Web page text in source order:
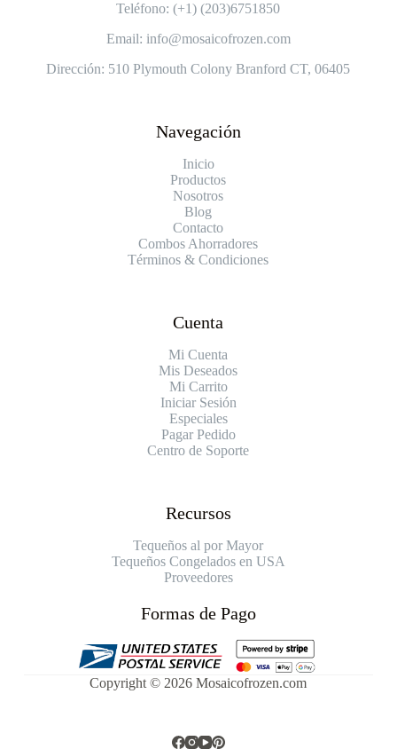
Teléfono: (+1) (203)6751850
Email: info@mosaicofrozen.com
Dirección: 510 Plymouth Colony Branford CT, 06405
Navegación
Inicio
Productos
Nosotros
Blog
Contacto
Combos Ahorradores
Términos & Condiciones
Cuenta
Mi Cuenta
Mis Deseados
Mi Carrito
Iniciar Sesión
Especiales
Pagar Pedido
Centro de Soporte
Recursos
Tequeños al por Mayor
Tequeños Congelados en USA
Proveedores
Formas de Pago
Copyright © 2026 Mosaicofrozen.com